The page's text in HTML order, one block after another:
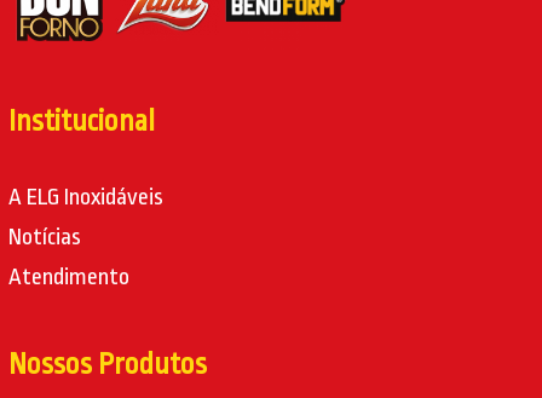
Institucional
A ELG Inoxidáveis
Notícias
Atendimento
Nossos Produtos